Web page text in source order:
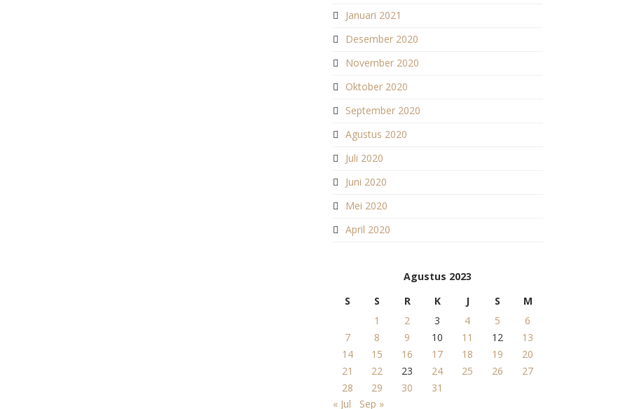
Januari 2021
Desember 2020
November 2020
Oktober 2020
September 2020
Agustus 2020
Juli 2020
Juni 2020
Mei 2020
April 2020
Agustus 2023
S
S R K J S
M
1
2 3 4 5
6
7
8 9 10 11 12
13
14
15 16 17 18 19
20
21
22 23 24 25 26
27
28
29 30
31
« Jul
Sep »